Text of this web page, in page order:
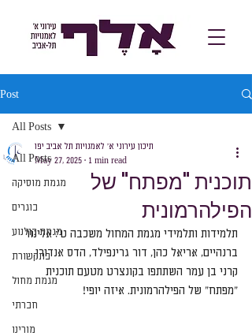
Post
All Posts
מגמת מוסיקה
בוגרים
מגמת קולנוע
בתקשורת
מגמת מחול
חברתי
מורינו
All Posts
תוכנית "מפתח" של
הפילהרמונית
תיכון עירוני א׳ לאמנויות תל אביב יפו
May 27, 2025
1 min read
תלמידות ותלמידי מגמת המחול משכבה ט': אלינור
ברנהיים, אריאל כהן, דור גרינפילד, הדס אנדורן,
קרני בן עמר השתתפו בקונצרט מטעם תוכנית
"מפתח" של הפילהרמונית. איזה יופי!